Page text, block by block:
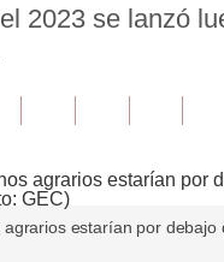
2023 se lanzó
estarían por